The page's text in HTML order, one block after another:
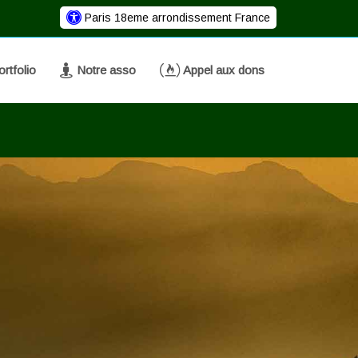
Paris 18eme arrondissement France
Notre asso Appel aux dons